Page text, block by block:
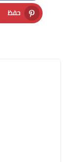
Facebook
حفظ
Pinterest